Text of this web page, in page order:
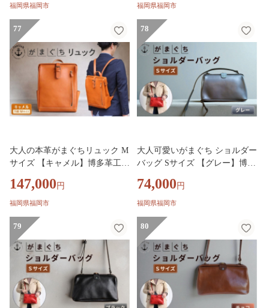
福岡県福岡市 福岡県福岡市
77
大人の本革がまぐちリュック M
サイズ 【キャメル】博多革工房
147,000 円
福岡県福岡市
78
大人可愛いがまぐち ショルダー
バッグ Sサイズ 【グレー】博多
74,000 円
福岡県福岡市
79 80